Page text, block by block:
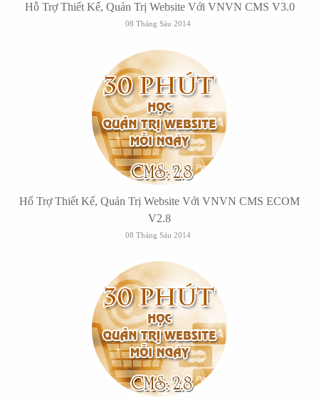
Hỗ Trợ Thiết Kế, Quản Trị Website Với VNVN CMS V3.0
08 Tháng Sáu 2014
Hổ Trợ Thiết Kế, Quản Trị Website Với VNVN CMS ECOM
V2.8
08 Tháng Sáu 2014